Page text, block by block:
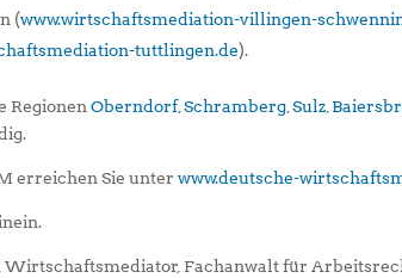
(www.wirtschaftsmediation-villingen-
tuttlingen.de).
RegionenOberndorf,Schramberg ,Sulz
erreichen Sie unterwww.deutsche-
Fachanwalt für